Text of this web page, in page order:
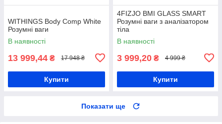
WITHINGS Body Comp White
Розумні ваги
В наявності
13 999,44 ₴ 17 948 ₴
Купити
4FIZJO BMI GLASS SMART
Розумні ваги з аналізатором
тіла
В наявності
3 999,20 ₴ 4 999 ₴
Купити
Показати ще